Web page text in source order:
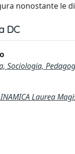
nonostante le
DC
Sociologia,
Laurea